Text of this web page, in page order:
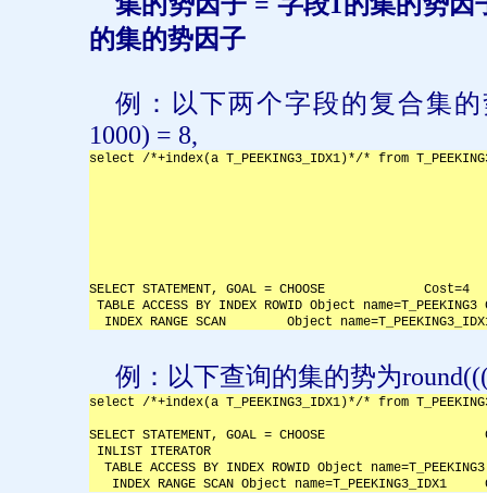
的集的势因子
例：以下两个字段的复合集
1000) = 8,
select /*+index(a T_PEEKING3_IDX1)*/* from
SELECT STATEMENT, GOAL = CHOOSE
TABLE ACCESS BY INDEX ROWID Object
INDEX RANGE SCAN        Object
例：以下查询的集的势为
select /*+index(a T_PEEKING3_IDX1)*/* from
SELECT STATEMENT, GOAL = CHOOSE
INLIST ITERATOR
TABLE ACCESS BY INDEX ROWID Object
INDEX RANGE SCAN Object name=T_PEEKING3_IDX1